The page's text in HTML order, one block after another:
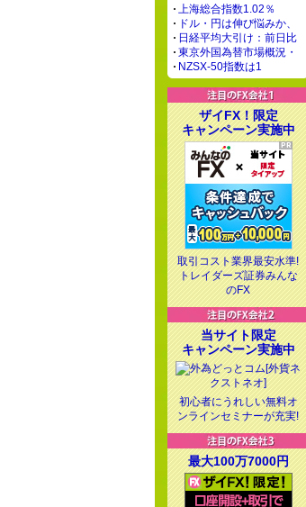
上海総合指数1.02％
ドル・円は伸び悩みか、
日経平均大引け：前日比
東京外国為替市場概況・
NZSX-50指数は1
ザイFX！限定
キャンペーン実施中
取引コスト業界最安水準!
トレイダーズ証券みんな
のFX
当サイト限定
キャンペーン実施中
初心者にうれしい無料オ
ンラインセミナーが充実!
最大100万7000円